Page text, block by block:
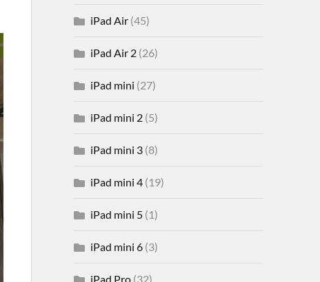
iPad Air(45)
iPad Air 2(26)
iPad mini (27)
iPad mini 2(5)
iPad mini 3(8)
iPad mini 4(19)
iPad mini 5(1)
iPad mini 6(3)
iPad Pro(32)